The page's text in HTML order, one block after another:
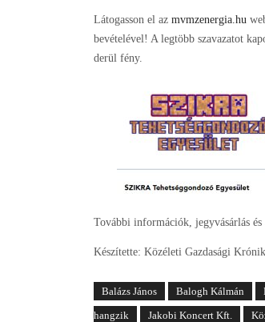
Látogasson el az mvmzenergia.hu
bevételével! A legtöbb szavazatot
derül fény.
További információk, jegyvásárlás és
Készítette: Közéleti Gazdasági
Balázs János Balogh Kálmán
hangzik
Jakobi Koncert Kft.